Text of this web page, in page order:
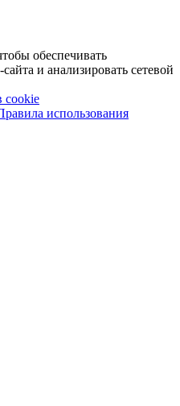
обеспечивать
и анализировать сетевой
cookie
использования